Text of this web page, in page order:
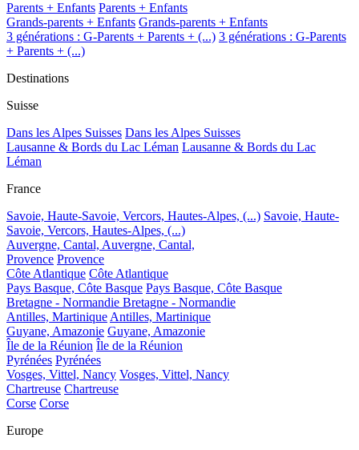
Parents + Enfants Parents + Enfants
Grands-parents + Enfants Grands-parents + Enfants
3 générations : G-Parents + Parents + (...) 3 générations : G-Parents
+ Parents + (...)
Destinations
Suisse
Dans les Alpes Suisses Dans les Alpes Suisses
Lausanne & Bords du Lac Léman Lausanne & Bords du Lac
Léman
France
Savoie, Haute-Savoie, Vercors, Hautes-Alpes, (...) Savoie, Haute-
Savoie, Vercors, Hautes-Alpes, (...)
Auvergne, Cantal, Auvergne, Cantal,
Provence Provence
Côte Atlantique Côte Atlantique
Pays Basque, Côte Basque Pays Basque, Côte Basque
Bretagne - Normandie Bretagne - Normandie
Antilles, MartiniqueAntilles, Martinique
Guyane, Amazonie Guyane, Amazonie
Île de la Réunion Île de la Réunion
Pyrénées Pyrénées
Vosges, Vittel, Nancy Vosges, Vittel, Nancy
Chartreuse Chartreuse
Corse Corse
Europe